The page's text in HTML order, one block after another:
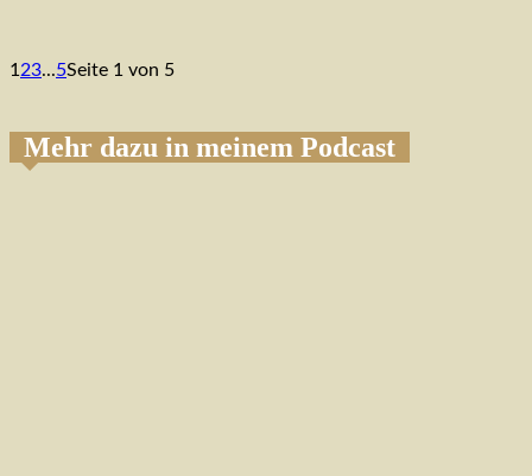
1 23...5Seite 1 von 5
Mehr dazu in meinem Podcast